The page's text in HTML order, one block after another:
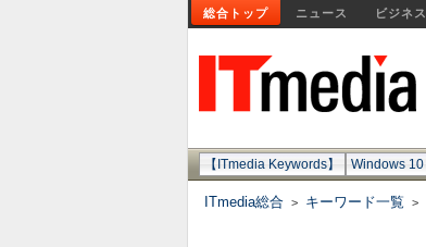
総合トップ ニュース ビジネス
【ITmedia Keywords】 Windows 10
ITmedia総合 > キーワード一覧 >